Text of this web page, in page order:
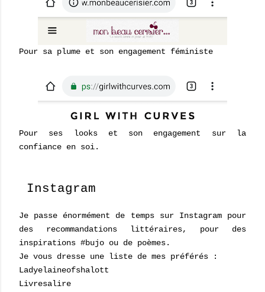
Pour sa plume et son engagement féministe
Pour ses looks et son engagement sur la
confiance en soi.
Instagram
Je passe énormément de temps sur Instagram pour
des recommandations littéraires, pour des
inspirations #bujo ou de poèmes.
Je vous dresse une liste de mes préférés :
Ladyelaineofshalott
Livresalire